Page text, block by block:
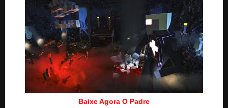
Baixe Agora O Padre